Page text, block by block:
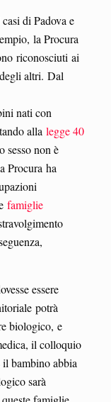
di Padova e
la Procura
riconosciuti ai
altri. Dal
nati con
alla legge 40
sesso non è
Procura ha
famiglie
essere
potrà
biologico, e
il colloquio
bambino abbia
sarà